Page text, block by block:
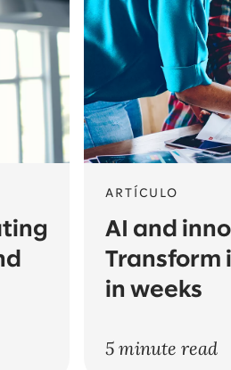
ARTÍCULO
AI and
Transform
in weeks
5 minute read